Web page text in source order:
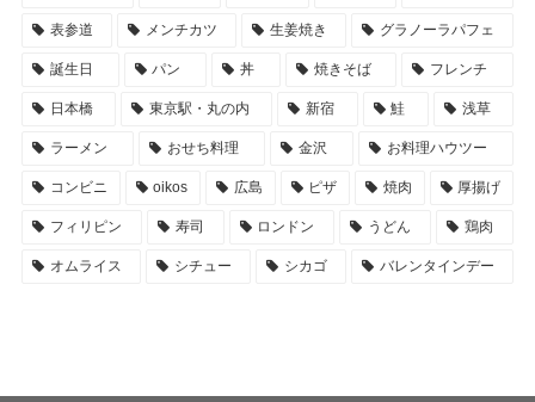
表参道 メンチカツ 生姜焼き グラノーラパフェ
誕生日 パン 丼 焼きそば フレンチ
日本橋 東京駅・丸の内 新宿 鮭 浅草
ラーメン おせち料理 金沢 お料理ハウツー
コンビニ oikos 広島 ピザ 焼肉 厚揚げ
フィリピン 寿司 ロンドン うどん 鶏肉
オムライス シチュー シカゴ バレンタインデー